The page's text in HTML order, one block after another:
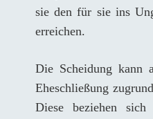
sie den für sie ins
erreichen.
Die Scheidung kann
Eheschließung
Diese beziehen